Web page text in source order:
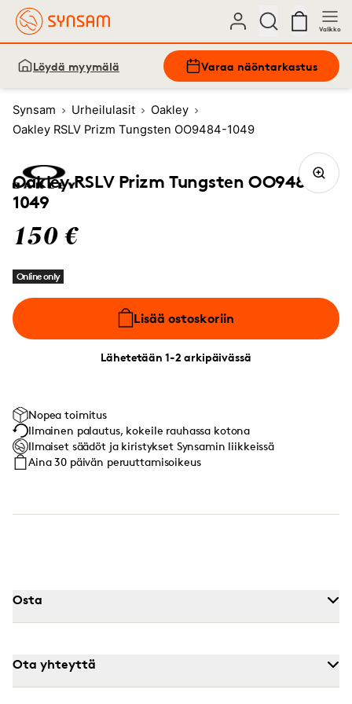
Valikko
Löydä myymälä Varaa näöntarkastus
Synsam Urheilulasit
Oakley
Oakley RSLV Prizm Tungsten OO9484-1049
Oakley RSLV Prizm Tungsten OO9484-
1049
150 €
Online only
Lisää ostoskoriin
Lähetetään 1-2 arkipäivässä
Nopea toimitus
Ilmainen palautus, kokeile rauhassa kotona
Ilmaiset säädöt ja kiristykset Synsamin liikkeissä
Aina 30 päivän peruuttamisoikeus
Osta
Ota yhteyttä